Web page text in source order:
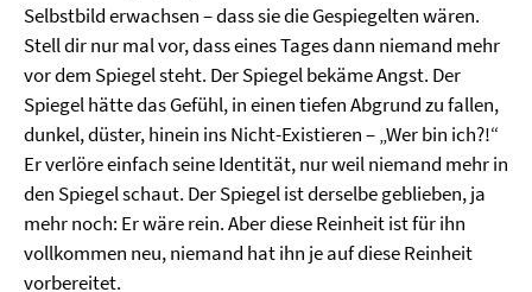
Selbstbild erwachsen – dass sie die Gespiegelten wären.
Stell dir nur mal vor, dass eines Tages dann niemand mehr
vor dem Spiegel steht. Der Spiegel bekäme Angst. Der
Spiegel hätte das Gefühl, in einen tiefen Abgrund zu fallen,
dunkel, düster, hinein ins Nicht-Existieren – „Wer bin ich?!“
Er verlöre einfach seine Identität, nur weil niemand mehr in
den Spiegel schaut. Der Spiegel ist derselbe geblieben, ja
mehr noch: Er wäre rein. Aber diese Reinheit ist für ihn
vollkommen neu, niemand hat ihn je auf diese Reinheit
vorbereitet.